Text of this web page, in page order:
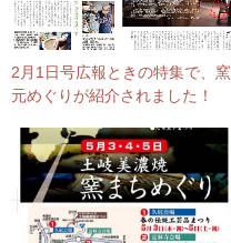
2月1日号広報ときの特集で、窯
元めぐりが紹介されました！